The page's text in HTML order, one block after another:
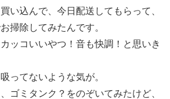
い込んで、今日配送してもらって、
掃除してみたんです。
ッコいいやつ！音も快調！と思いき
ってないような気が。
ゴミタンク？をのぞいてみたけど、